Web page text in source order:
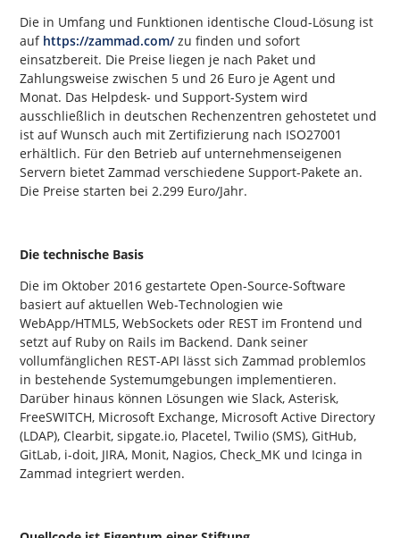
Die in Umfang und Funktionen identische Cloud-Lösung ist
auf https://zammad.com/zu finden und sofort
einsatzbereit. Die Preise liegen je nach Paket und
Zahlungsweise zwischen 5 und 26 Euro je Agent und
Monat. Das Helpdesk- und Support-System wird
ausschließlich in deutschen Rechenzentren gehostetet und
ist auf Wunsch auch mit Zertifizierung nach ISO27001
erhältlich. Für den Betrieb auf unternehmenseigenen
Servern bietet Zammad verschiedene Support-Pakete an.
Die Preise starten bei 2.299 Euro/Jahr.
Die technische Basis
Die im Oktober 2016 gestartete Open-Source-Software
basiert auf aktuellen Web-Technologien wie
WebApp/HTML5, WebSockets oder REST im Frontend und
setzt auf Ruby on Rails im Backend. Dank seiner
vollumfänglichen REST-API lässt sich Zammad problemlos
in bestehende Systemumgebungen implementieren.
Darüber hinaus können Lösungen wie Slack, Asterisk,
FreeSWITCH, Microsoft Exchange, Microsoft Active Directory
(LDAP), Clearbit, sipgate.io, Placetel, Twilio (SMS), GitHub,
GitLab, i-doit, JIRA, Monit, Nagios, Check_MK und Icinga in
Zammad integriert werden.